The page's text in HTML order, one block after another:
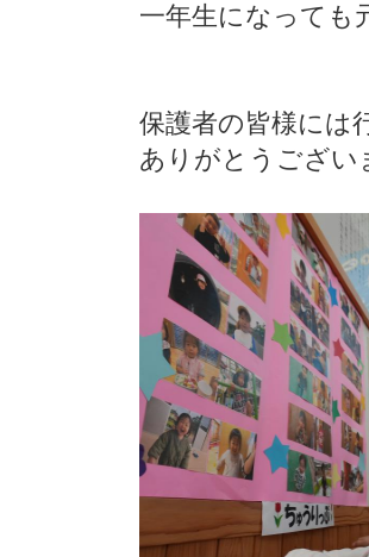
一年生になっても
保護者の皆様には
ありがとうござい